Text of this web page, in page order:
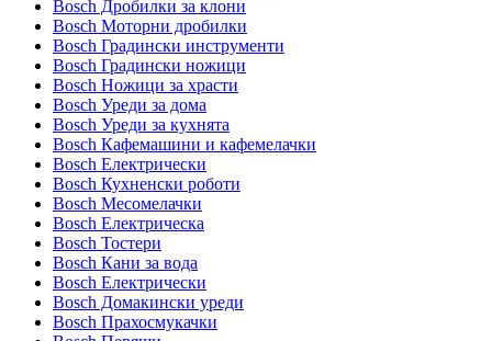
Bosch Дробилки за клони
Bosch Моторни дробилки
Bosch Градински инструменти
Bosch Градински ножици
Bosch Ножици за храсти
Bosch Уреди за дома
Bosch Уреди за кухнята
Bosch Кафемашини и кафемелачки
Bosch Електрически
Bosch Кухненски роботи
Bosch Месомелачки
Bosch Електрическа
Bosch Тостери
Bosch Кани за вода
Bosch Електрически
Bosch Домакински уреди
Bosch Прахосмукачки